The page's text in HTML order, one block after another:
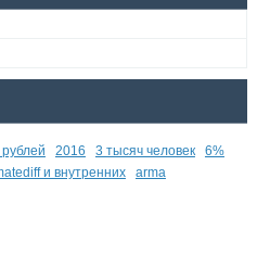
2016 3 тысяч человек
6%
и внутренних arma